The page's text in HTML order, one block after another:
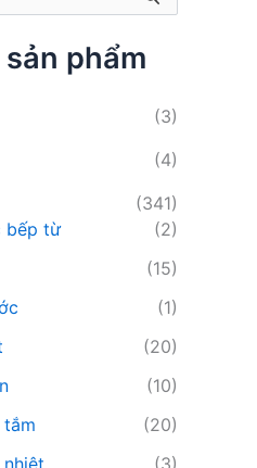
phẩm
(3)
(4)
(341)
bếp từ
(2)
(15)
(1)
(20)
(10)
(20)